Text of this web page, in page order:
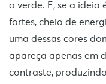
o verde. E, se a ideia
fortes, cheio de
uma dessas cores
apareça apenas em
contraste,